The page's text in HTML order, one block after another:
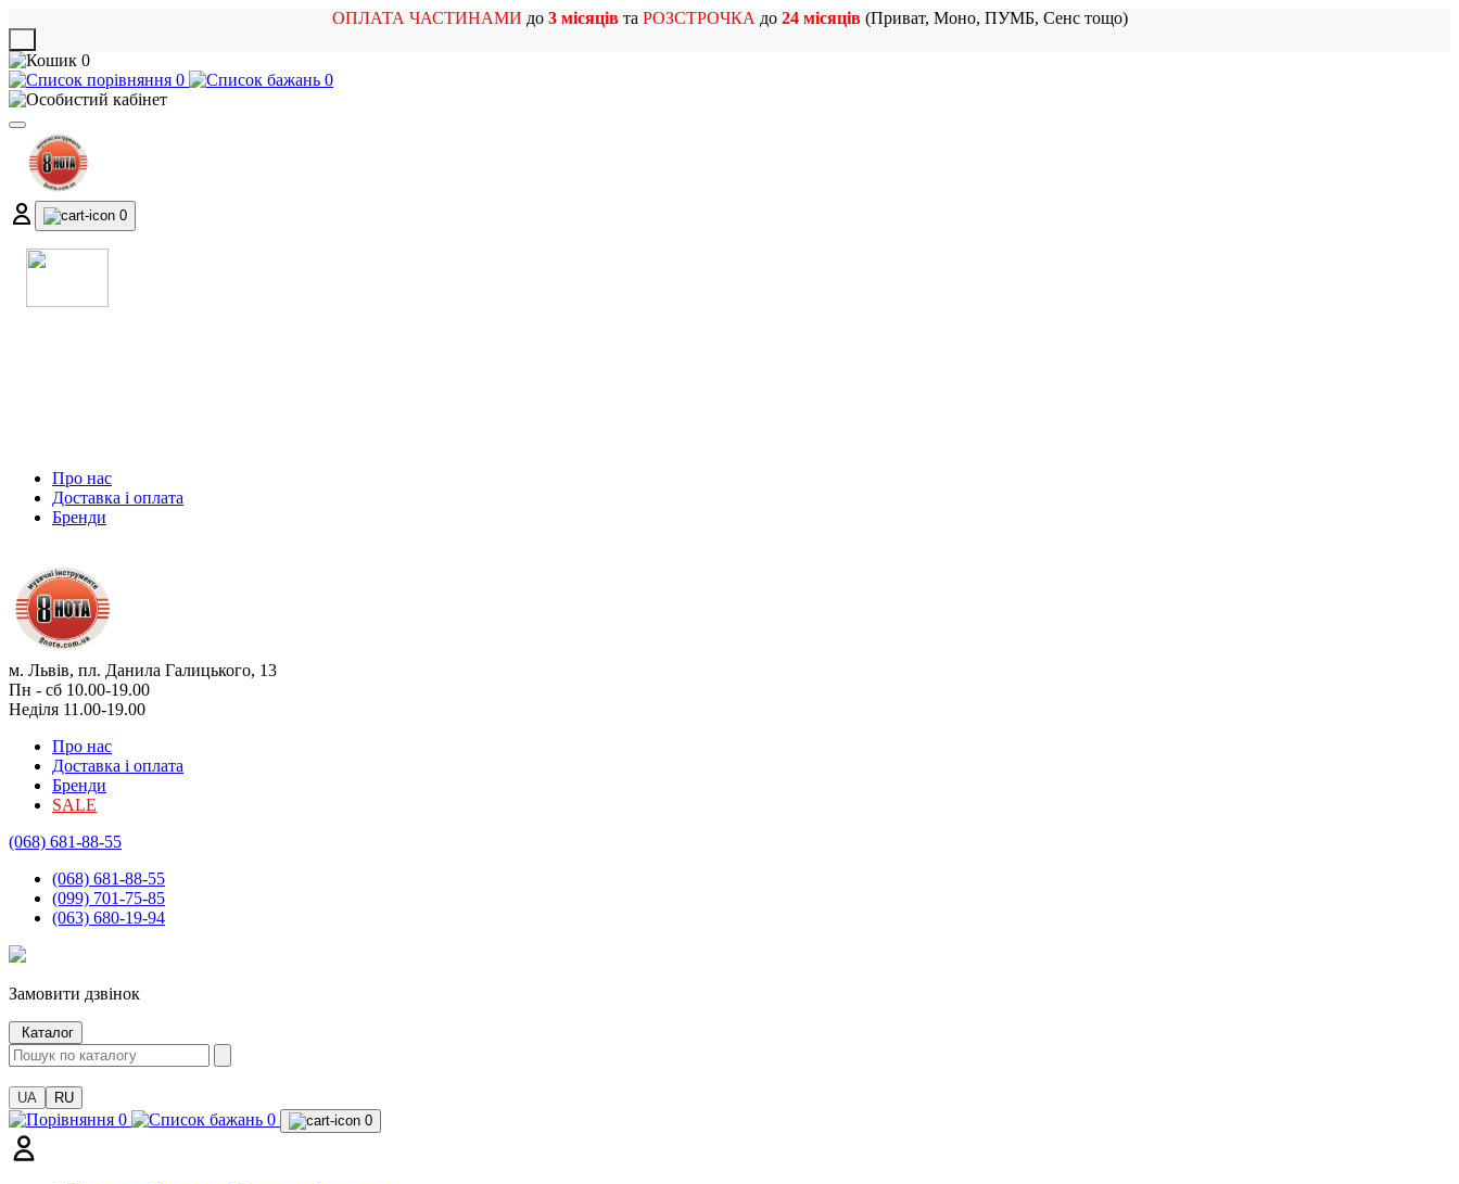
ОПЛАТА ЧАСТИНАМИ до 3 місяцівта РОЗСТРОЧКА до 24 місяців(Приват, Моно, ПУМБ, Сенс тощо)
0
0
0
0
Про нас
Доставка і оплата
Бренди
м. Львів, пл. Данила Галицького, 13
Пн - сб 10.00-19.00
Неділя 11.00-19.00
Про нас
Доставка і оплата
Бренди
SALE
(068) 681-88-55
(068) 681-88-55
(099) 701-75-85
(063) 680-19-94
Замовити дзвінок
Каталог
UA RU
0 0 0